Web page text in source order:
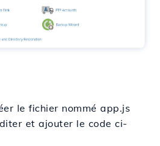
le fichier nommé app.js
et ajouter le code ci-